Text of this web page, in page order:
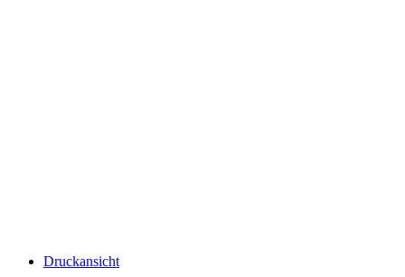
Druckansicht